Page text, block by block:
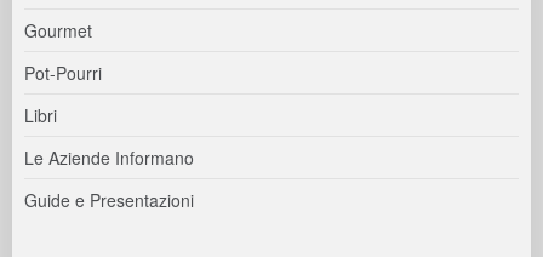
Gourmet
Pot-Pourri
Libri
Le Aziende Informano
Guide e Presentazioni